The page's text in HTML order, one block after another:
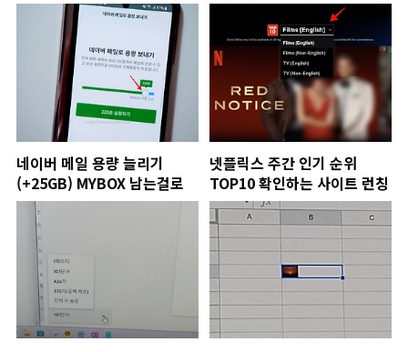
네이버 메일 용량 늘리기
(+25GB) MYBOX 남는걸로
넷플릭스 주간 인기 순위
TOP10 확인하는 사이트 런칭